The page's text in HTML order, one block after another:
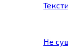
Не